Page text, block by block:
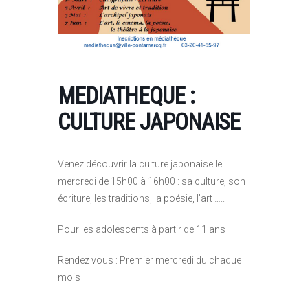
MEDIATHEQUE :
CULTURE JAPONAISE
Venez découvrir la culture japonaise le
mercredi de 15h00 à 16h00 : sa culture, son
écriture, les traditions, la poésie, l’art …..
Pour les adolescents à partir de 11 ans
Rendez vous : Premier mercredi du chaque
mois